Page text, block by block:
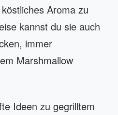
Aroma zu
kannst du sie auch
immer
Marshmallow
Ideen zu gegrilltem